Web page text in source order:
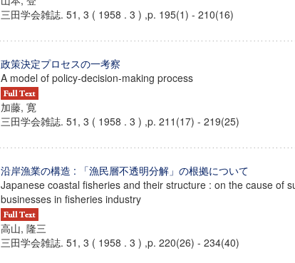
三田学会雑誌. 51, 3 ( 1958 . 3 ) ,p. 195(1) - 210(16)
政策決定プロセスの一考察
A model of policy-decision-making process
加藤, 寛
三田学会雑誌. 51, 3 ( 1958 . 3 ) ,p. 211(17) - 219(25)
沿岸漁業の構造 : 「漁民層不透明分解」の根拠について
Japanese coastal fisheries and their structure : on the cause of
businesses in fisheries industry
高山, 隆三
三田学会雑誌. 51, 3 ( 1958 . 3 ) ,p. 220(26) - 234(40)